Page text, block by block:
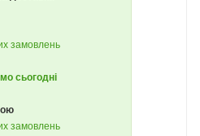
замовлень
сьогодні
замовлень